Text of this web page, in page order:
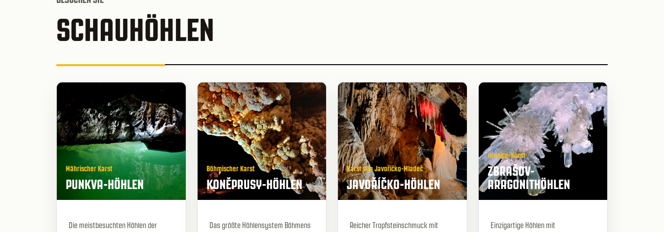
SCHAUHÖHLEN
Mährischer Karst
PUNKVA-HÖHLEN
Die meistbesuchten Höhlen der
Böhmischer Karst
KONĚPRUSY-HÖHLEN
Das größte Höhlensystem Böhmens
Karst von Javoříčko-Mladeč
JAVOŘÍČKO-HÖHLEN
Reicher Tropfsteinschmuck mit
Hranice-Karst
ZBRAŠOV-
ARAGONITHÖHLEN
Einzigartige Höhlen mit